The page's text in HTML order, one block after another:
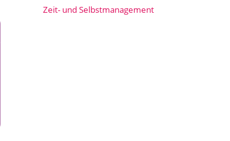
Zeit- und Selbstmanagement